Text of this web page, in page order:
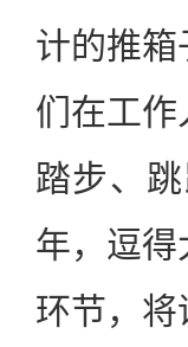
计的推
们在工
踏步、
年，逗
环节，